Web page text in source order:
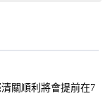
關順利將會提前在7